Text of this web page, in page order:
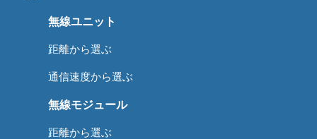
無線ユニット
距離から選ぶ
通信速度から選ぶ
無線モジュール
距離から選ぶ